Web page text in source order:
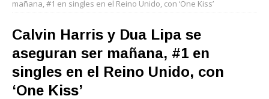
mañana, #1 en singles en el Reino Unido, con ‘One Kiss’
Calvin Harris y Dua Lipa se
aseguran ser mañana, #1 en
singles en el Reino Unido, con
‘One Kiss’